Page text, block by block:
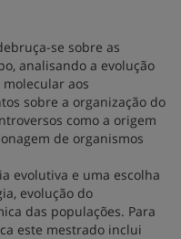
se sobre as
analisando a evolução
aos
sobre a organização do
como a origem
de organismos
evolutiva e uma escolha
evolução do
das populações. Para
este mestrado inclui